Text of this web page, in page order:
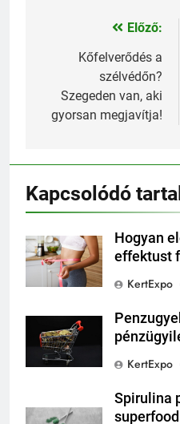
Bejegyzés
navigáció
Előző:
Kőfelverődés a
szélvédőn?
Szegeden van, aki
gyorsan megjavítja!
Kapcsolódó
Hogyan
effektust
KertExpo
KertExpo
Spirulina